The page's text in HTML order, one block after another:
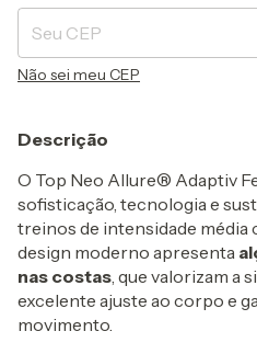
Não sei meu CEP
Descrição
O Top Neo Allure® Adaptiv
sofisticação, tecnologia e
treinos de intensidade média
design moderno apresenta
nas costas, que valorizam a
excelente ajuste ao corpo e
movimento.